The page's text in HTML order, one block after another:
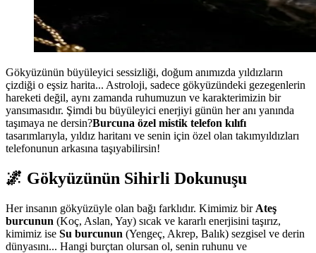
Gökyüzünün büyüleyici sessizliği, doğum anımızda yıldızların
çizdiği o eşsiz harita... Astroloji, sadece gökyüzündeki gezegenlerin
hareketi değil, aynı zamanda ruhumuzun ve karakterimizin bir
yansımasıdır. Şimdi bu büyüleyici enerjiyi günün her anı yanında
taşımaya ne dersin?Burcuna özel mistik telefon kılıfı
tasarımlarıyla, yıldız haritanı ve senin için özel olan takımyıldızları
telefonunun arkasına taşıyabilirsin!
🌌 Gökyüzünün Sihirli Dokunuşu
Her insanın gökyüzüyle olan bağı farklıdır. Kimimiz bir Ateş
burcunun (Koç, Aslan, Yay) sıcak ve kararlı enerjisini taşırız,
kimimiz ise Su burcunun (Yengeç, Akrep, Balık) sezgisel ve derin
dünyasını... Hangi burçtan olursan ol, senin ruhunu ve